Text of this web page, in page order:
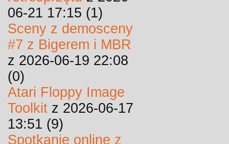
06-21 17:15 (1)
Sceny z demosceny
#7 z Bigerem i MBR
z 2026-06-19 22:08
(0)
Atari Floppy Image
Toolkit z 2026-06-17
13:51 (9)
Spotkanie online z